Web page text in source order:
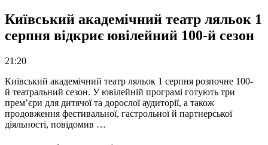
Київський академічний театр ляльок 1
серпня відкриє ювілейний 100-й сезон
21:20
Київський академічний театр ляльок 1 серпня розпочне 100-
й театральний сезон. У ювілейній програмі готують три
прем’єри для дитячої та дорослої аудиторії, а також
продовження фестивальної, гастрольної й партнерської
діяльності, повідомив …